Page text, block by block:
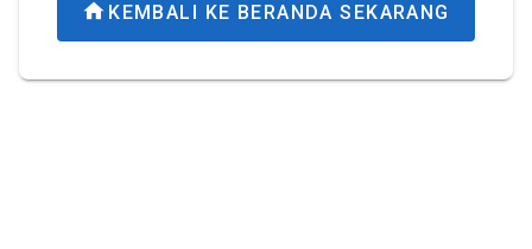
KEMBALI KE BERANDA SEKARANG